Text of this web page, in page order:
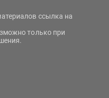
ссылка на
только при